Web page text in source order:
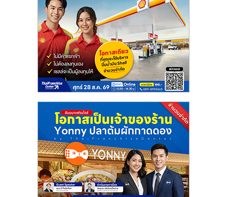
ไชส์
ขาย
แฟ
ไชส์
แฟ